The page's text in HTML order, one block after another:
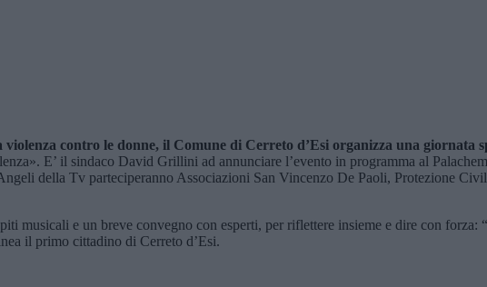
contro le donne, il Comune di Cerreto d’Esi organizza una giornata
E’ il sindaco David Grillini ad annunciare l’evento in programma al
della Tv parteciperanno Associazioni San Vincenzo De Paoli, Protezione
musicali e un breve convegno con esperti, per riflettere insieme e dire con
il primo cittadino di Cerreto d’Esi.